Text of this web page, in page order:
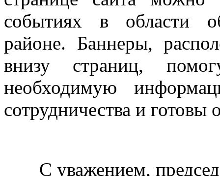
событиях в области
районе. Баннеры,
внизу страниц,
необходимую
сотрудничества и
С уважением,